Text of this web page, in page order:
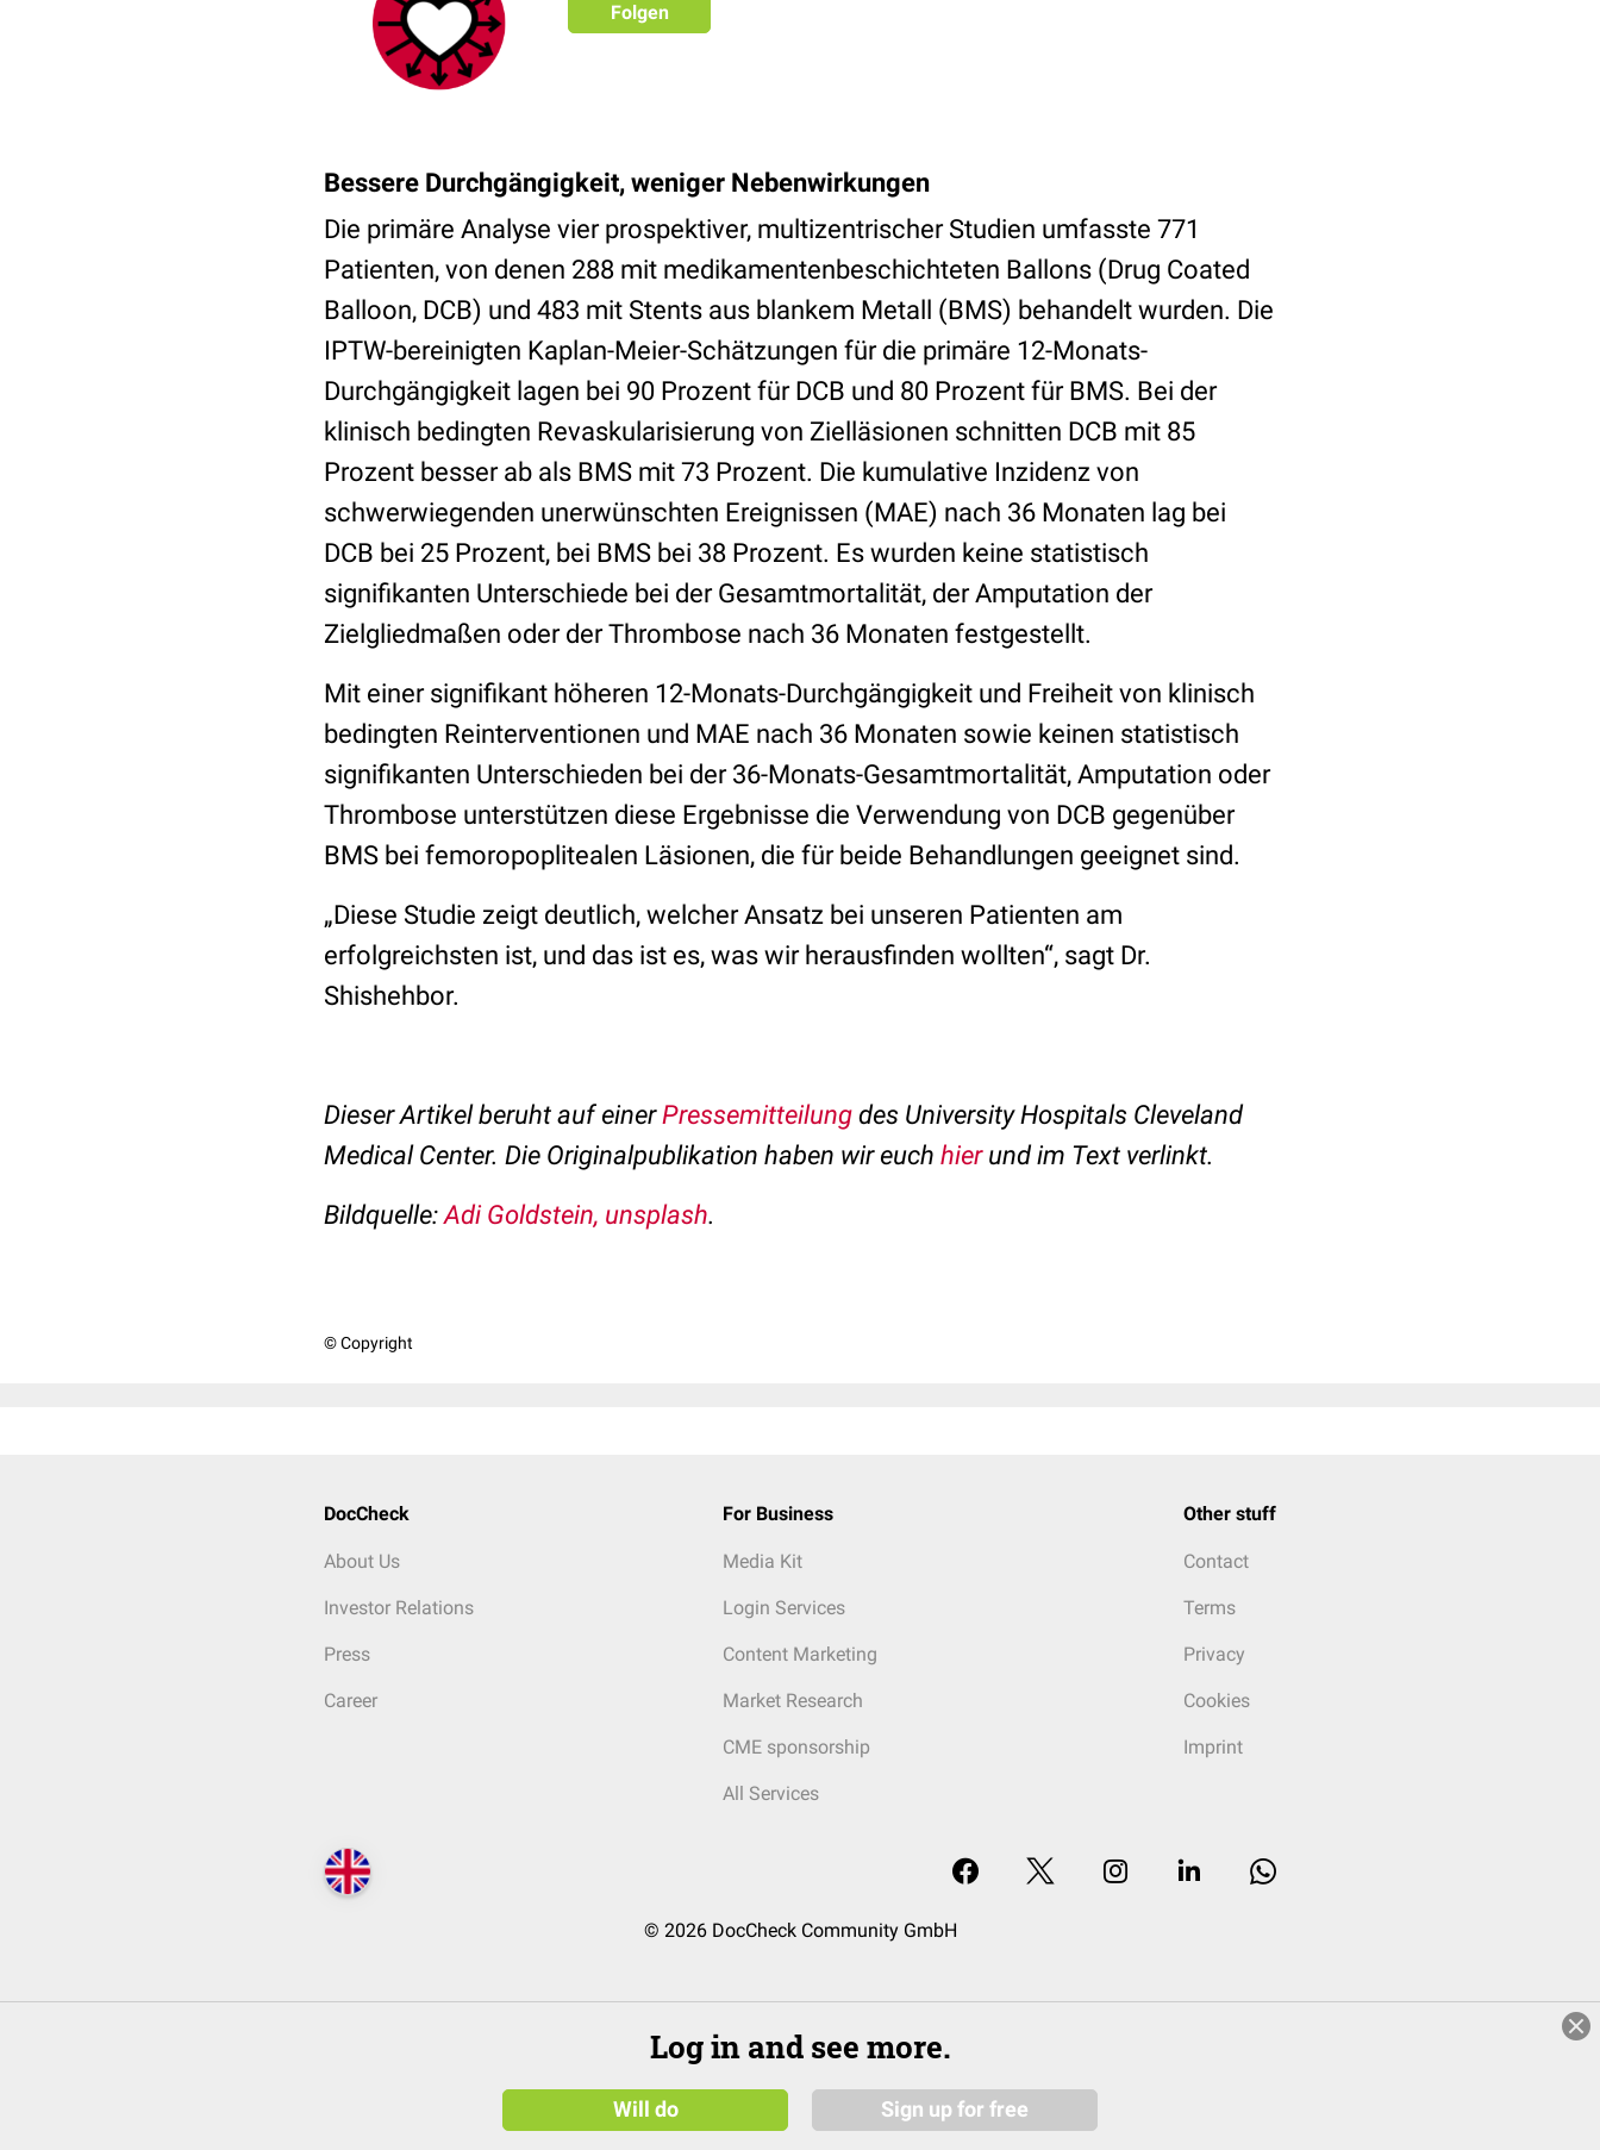
Folgen
Bessere Durchgängigkeit, weniger Nebenwirkungen
Die primäre Analyse vier prospektiver, multizentrischer Studien umfasste 771
Patienten, von denen 288 mit medikamentenbeschichteten Ballons (Drug Coated
Balloon, DCB) und 483 mit Stents aus blankem Metall (BMS) behandelt wurden. Die
IPTW-bereinigten Kaplan-Meier-Schätzungen für die primäre 12-Monats-
Durchgängigkeit lagen bei 90 Prozent für DCB und 80 Prozent für BMS. Bei der
klinisch bedingten Revaskularisierung von Zielläsionen schnitten DCB mit 85
Prozent besser ab als BMS mit 73 Prozent. Die kumulative Inzidenz von
schwerwiegenden unerwünschten Ereignissen (MAE) nach 36 Monaten lag bei
DCB bei 25 Prozent, bei BMS bei 38 Prozent. Es wurden keine statistisch
signifikanten Unterschiede bei der Gesamtmortalität, der Amputation der
Zielgliedmaßen oder der Thrombose nach 36 Monaten festgestellt.
Mit einer signifikant höheren 12-Monats-Durchgängigkeit und Freiheit von klinisch
bedingten Reinterventionen und MAE nach 36 Monaten sowie keinen statistisch
signifikanten Unterschieden bei der 36-Monats-Gesamtmortalität, Amputation oder
Thrombose unterstützen diese Ergebnisse die Verwendung von DCB gegenüber
BMS bei femoropoplitealen Läsionen, die für beide Behandlungen geeignet sind.
„Diese Studie zeigt deutlich, welcher Ansatz bei unseren Patienten am
erfolgreichsten ist, und das ist es, was wir herausfinden wollten“, sagt Dr.
Shishehbor.
Dieser Artikel beruht auf einerPressemitteilung des University Hospitals Cleveland
Medical Center. Die Originalpublikation haben wir euch hierund im Text verlinkt.
Bildquelle:Adi Goldstein, unsplash.
© Copyright
DocCheck
About Us
Investor Relations
Press
Career
For Business
Media Kit
Login Services
Content Marketing
Market Research
CME sponsorship
All Services
Other stuff
Contact
Terms
Privacy
Cookies
Imprint
© 2026 DocCheck Community GmbH
Log in and see more.
Will do Sign up for free